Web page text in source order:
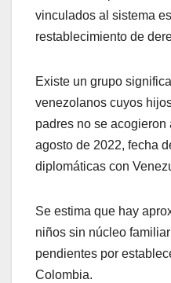
vinculados al sistema
restablecimiento de
Existe un grupo
venezolanos cuyos
padres no se
agosto de 2022, fecha
diplomáticas con
Se estima que hay
niños sin núcleo
pendientes por
Colombia.